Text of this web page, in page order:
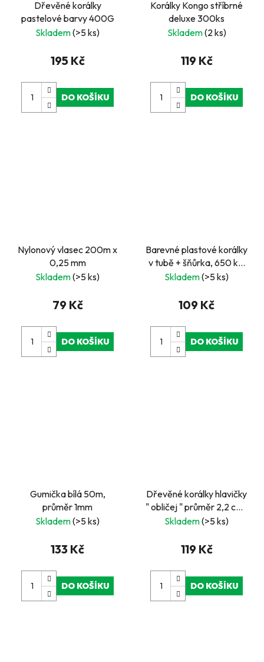
Dřevěné korálky
pastelové barvy 400G
Skladem(>5 ks)
195 Kč
DO KOŠÍKU
Korálky Kongo stříbrné
deluxe 300ks
Skladem(2 ks)
119 Kč
DO KOŠÍKU
Nylonový vlasec 200m x
0,25 mm
Skladem(>5 ks)
79 Kč
DO KOŠÍKU
Barevné plastové korálky
v tubě + šňůrka, 650 ks,
barevné perly
Skladem(>5 ks)
109 Kč
DO KOŠÍKU
Gumička bílá 50m,
průměr 1mm
Skladem(>5 ks)
133 Kč
DO KOŠÍKU
Dřevěné korálky hlavičky
" obličej " průměr 2,2 cm ,
20 ks
Skladem(>5 ks)
119 Kč
DO KOŠÍKU